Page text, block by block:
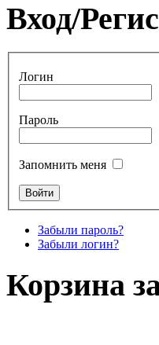
Вход/
Логин
Пароль
Запомнить меня
Забыли пароль?
Забыли логин?
Корзина